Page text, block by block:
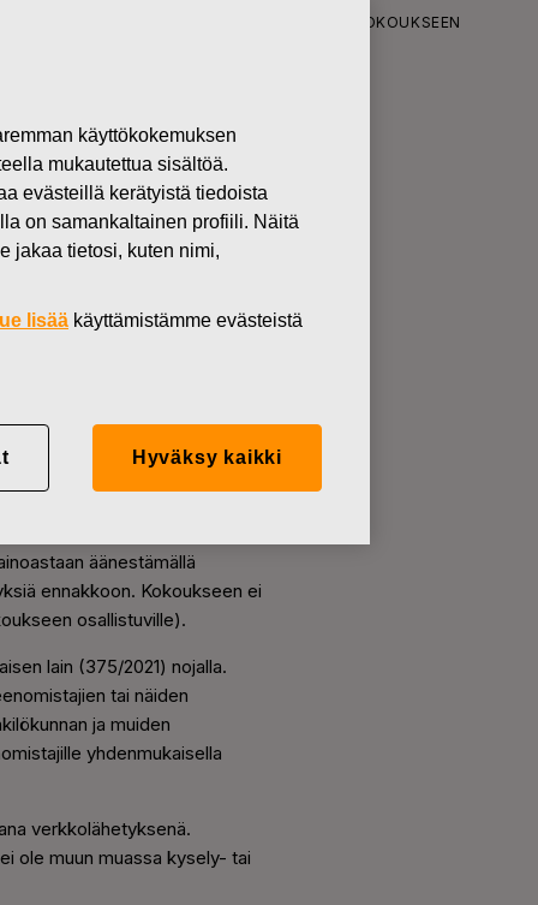
FISKARS OYJ ABP:N VARSINAISEEN YHTIÖKOKOUKSEEN
16.3.2022 klo 15.00
äänestämällä
ennakkoon. Kokoukseen ei
osallistuville).
lain (375/2021) nojalla.
tai näiden
ja muiden
yhdenmukaisella
verkkolähetyksenä.
ole muun muassa kysely- tai
käyttökokemuksen
mukautettua sisältöä.
evästeillä kerätyistä tiedoista
on samankaltainen profiili. Näitä
jakaa tietosi, kuten nimi,
lisää käyttämistämme evästeistä
Hyväksy kaikki